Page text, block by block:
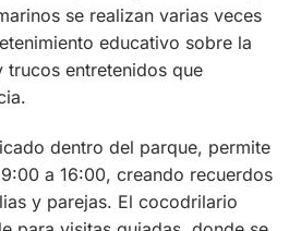
se realizan varias veces
educativo sobre la
trucos entretenidos que
dentro del parque, permite
a 16:00, creando recuerdos
y parejas. El cocodrilario